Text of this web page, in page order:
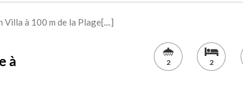
Villa à 100 m de la Plage[....]
à
2 2